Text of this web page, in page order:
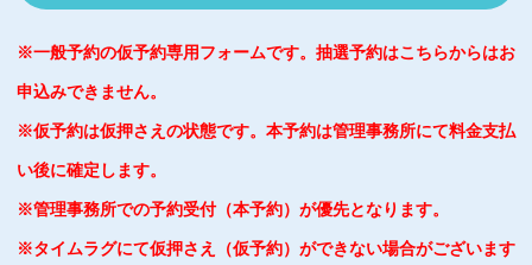
※一般予約の仮予約専用フォームです。抽選予約はこちらからはお
申込みできません。
※仮予約は仮押さえの状態です。本予約は管理事務所にて料金支払
い後に確定します。
※管理事務所での予約受付（本予約）が優先となります。
※タイムラグにて仮押さえ（仮予約）ができない場合がございます